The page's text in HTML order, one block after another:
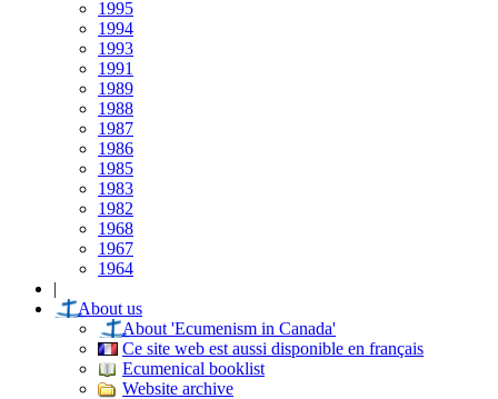
1995
1994
1993
1991
1989
1988
1987
1986
1985
1983
1982
1968
1967
1964
|
About us
About 'Ecumenism in Canada'
Ce site web est aussi disponible en français
Ecumenical booklist
Website archive